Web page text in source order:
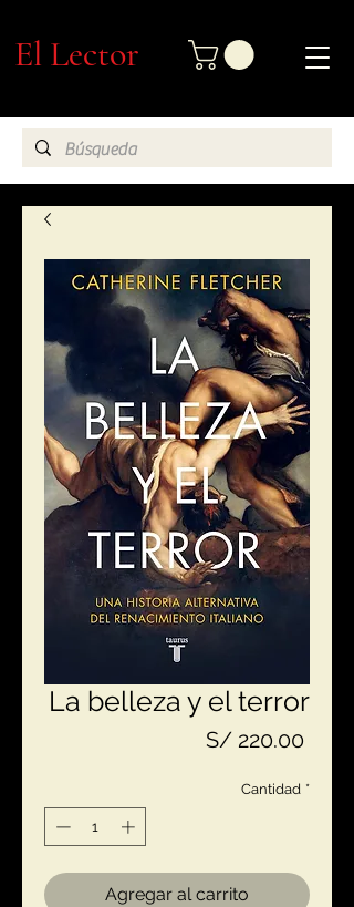
El Lector
La belleza y el terror
S/ 220.00Precio
Cantidad *
Agregar al carrito